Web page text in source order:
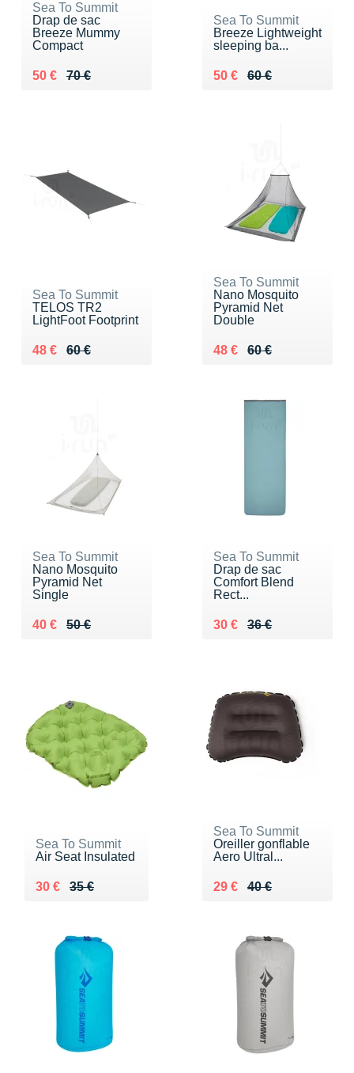
Sea To Summit
Drap de sac
Breeze Mummy
Compact
70 €
Au lieu de 70 €
50 €
Vendu 50 €
Sea To Summit
Breeze Lightweight
sleeping ba...
60 €
Au lieu de 60 €
50 €
Vendu 50 €
Sea To Summit
TELOS TR2
LightFoot Footprint
60 €
Au lieu de 60 €
48 €
Vendu 48 €
Sea To Summit
Nano Mosquito
Pyramid Net
Double
60 €
Au lieu de 60 €
48 €
Vendu 48 €
Sea To Summit
Nano Mosquito
Pyramid Net
Single
50 €
Au lieu de 50 €
40 €
Vendu 40 €
Sea To Summit
Drap de sac
Comfort Blend
Rect...
36 €
Au lieu de 36 €
30 €
Vendu 30 €
Sea To Summit
Air Seat Insulated
35 €
Au lieu de 35 €
30 €
Vendu 30 €
Sea To Summit
Oreiller gonflable
Aero Ultral...
40 €
Au lieu de 40 €
29 €
Vendu 29 €